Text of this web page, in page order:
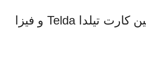
مقارنة كاملة بين كارت تيلدا Telda و فيزا